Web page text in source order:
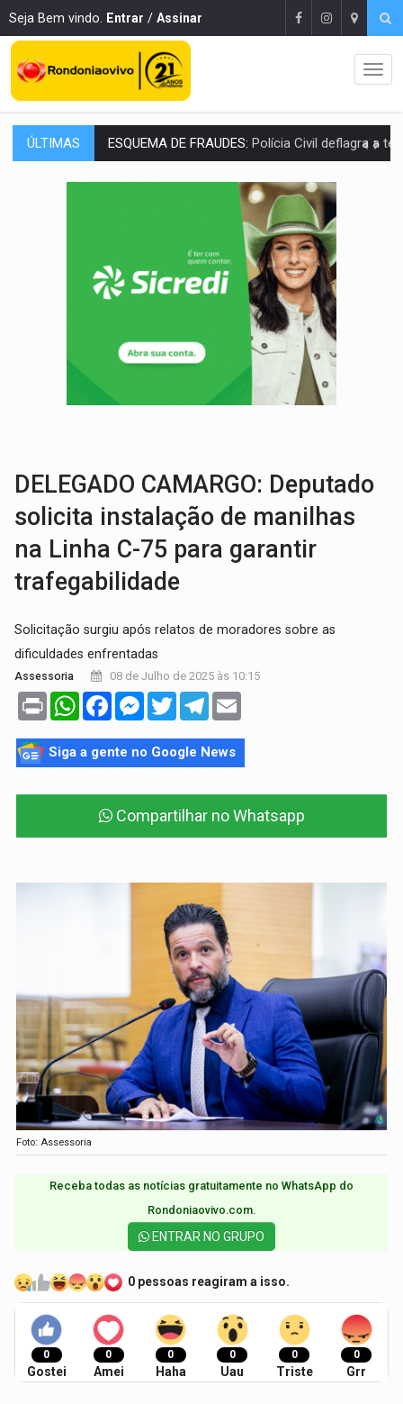
Seja Bem vindo. Entrar / Assinar
ÚLTIMAS ASSESSOR FLAGRADO:Empresa e ONG que recebeu R$ 12 mi em emendas
INFLUENCIARIA ELEIÇÕES:Justiça Eleitoral manda tirar vídeo com suposta
CONEXÃO RONDONIAOVIVO: Marcio Barreto, pres. da ABAV-RO, alerta sobre
DA RECICLAGEM AO SUCESSO:A trajetória de superação de
'RIO OMERÊ':MPF pede condenação do Banco do Brasil por financiar
Vilhena realiza audiência pública sobre
SEM SISTEMA:Falha afeta atendimentos na Policlínica
'OS OLHOS DO BRASIL': Emanuel Neri transforma indignação e esperança em
DELEGADO CAMARGO: Deputado
solicita instalação de manilhas
na Linha C-75 para garantir
trafegabilidade
Solicitação surgiu após relatos de moradores sobre as
dificuldades enfrentadas
Assessoria 08 de Julho de 2025 às 10:15
Print WhatsAppFacebookMessenger
TwitterTelegram
Siga a gente no Google News
Compartilhar no Whatsapp
Foto: Assessoria
Receba todas as notícias gratuitamente no WhatsApp do
Rondoniaovivo.com.​
ENTRAR NO GRUPO
0 pessoas reagiram a isso.
0
Gostei
0
Amei
0
Haha
0
Uau
0
Triste
0
Grr